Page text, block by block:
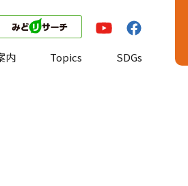
内 Topics SDGs